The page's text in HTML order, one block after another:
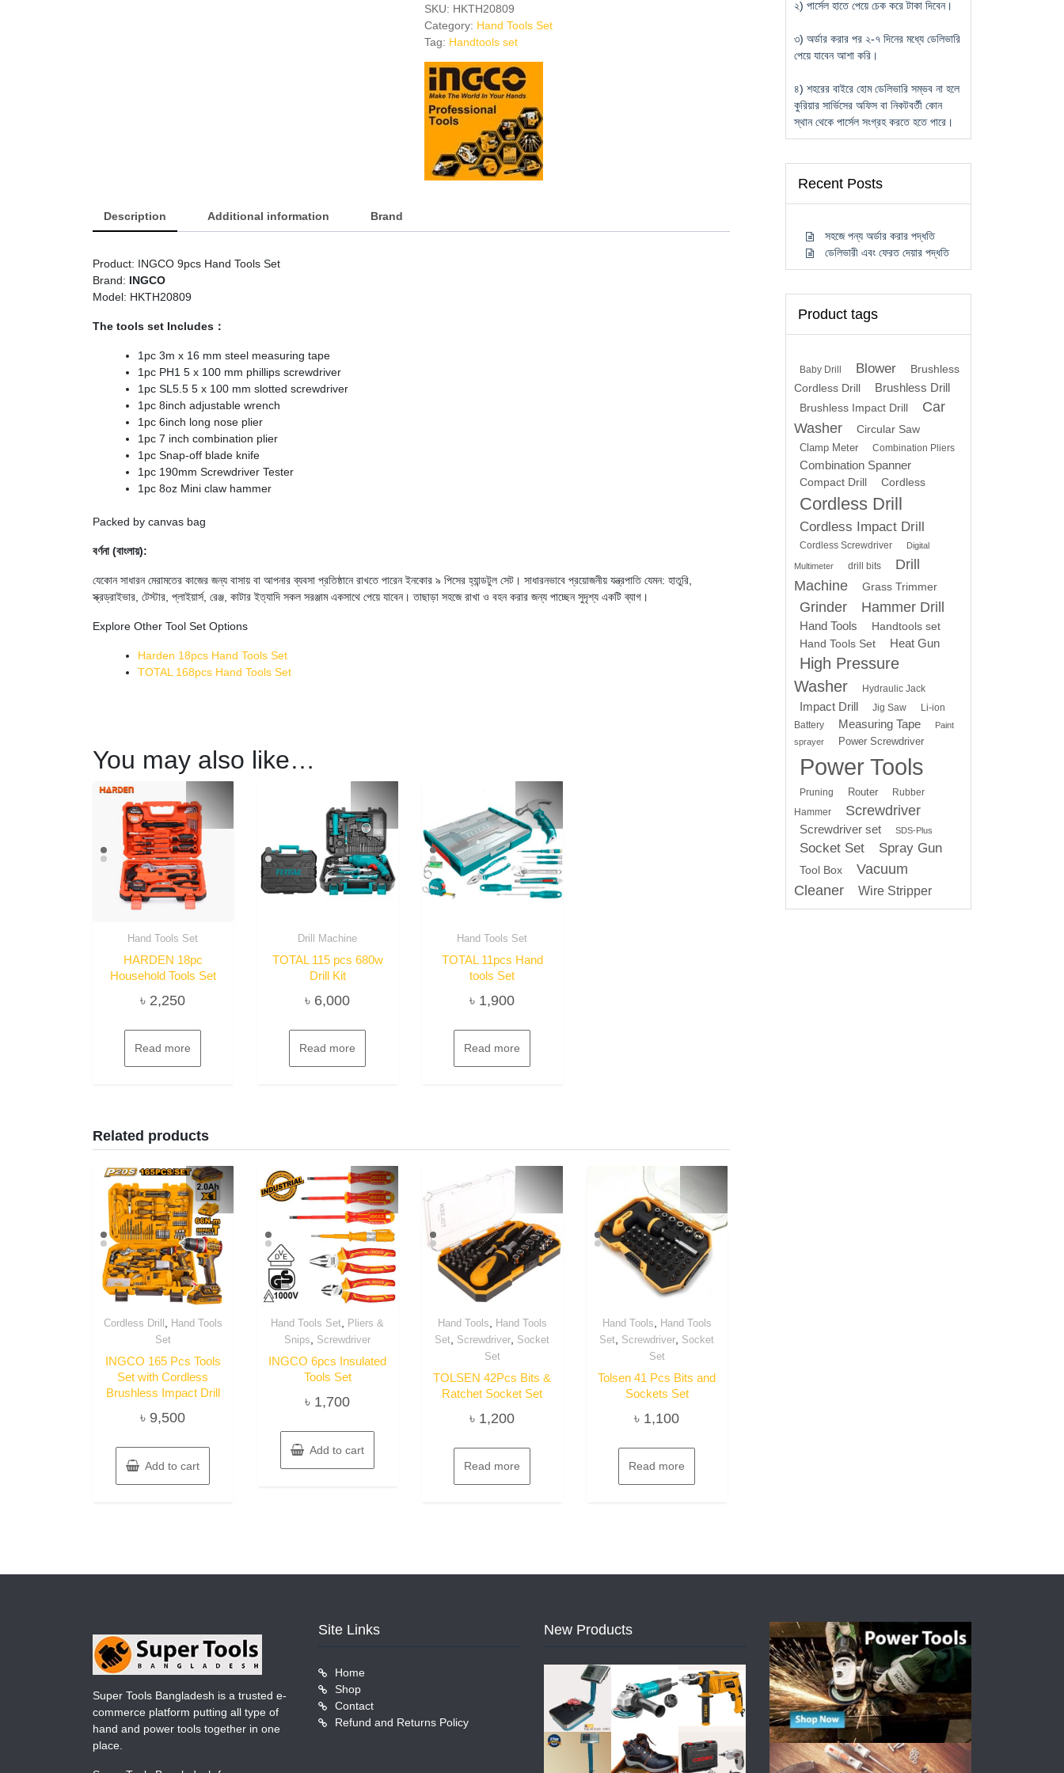
Tools
quantity
SKU: HKTH20809
Category: Hand Tools Set
Tag: Handtools set
Description Additional information Brand
Product: INGCO 9pcs Hand Tools Set
Brand: INGCO
Model: HKTH20809
The tools set Includes：
1pc 3m x 16 mm steel measuring tape
1pc PH1 5 x 100 mm phillips screwdriver
1pc SL5.5 5 x 100 mm slotted screwdriver
1pc 8inch adjustable wrench
1pc 6inch long nose plier
1pc 7 inch combination plier
1pc Snap-off blade knife
1pc 190mm Screwdriver Tester
1pc 8oz Mini claw hammer
Packed by canvas bag
বর্ণনা (বাংলায়):
যেকোন সাধারন মেরামতের কাজের জন্য বাসায় বা আপনার ব্যবসা প্রতিষ্ঠানে রাখতে পারেন ইনকোর ৯ পিসের হ্যান্ডটুল সেট। সাধারনভাবে প্রয়োজনীয় যন্ত্রপাতি যেমন: হাতুরি,
স্ক্রড্রাইভার, টেস্টার, প্লাইয়ার্স, রেঞ্জ, কাটার ইত্যাদি সকল সরঞ্জাম একসাথে পেয়ে যাবেন। তাছাড়া সহজে রাখা ও বহন করার জন্য পাচ্ছেন সুদৃশ্য একটি ব্যাগ।
Explore Other Tool Set Options
Harden 18pcs Hand Tools Set
TOTAL 168pcs Hand Tools Set
You may also like…
Hand Tools Set
HARDEN 18pc
Household Tools Set
৳ 2,250
Read more
Drill Machine
TOTAL 115 pcs 680w
Drill Kit
৳ 6,000
Read more
Hand Tools Set
TOTAL 11pcs Hand
tools Set
৳ 1,900
Read more
Related products
Cordless Drill
Hand Tools
Set
INGCO 165 Pcs Tools
Set with Cordless
Brushless Impact Drill
৳ 9,500
Add to cart
Hand Tools Set
Pliers &
Snips
Screwdriver
INGCO 6pcs Insulated
Tools Set
৳ 1,700
Add to cart
Hand Tools
Hand Tools
Set Screwdriver Socket
Set
TOLSEN 42Pcs Bits &
Ratchet Socket Set
৳ 1,200
Read more
Hand Tools
Hand Tools
Set Screwdriver Socket
Set
Tolsen 41 Pcs Bits and
Sockets Set
৳ 1,100
Read more
২) পার্সেল হাতে পেয়ে চেক করে টাকা দিবেন।
৩) অর্ডার করার পর ২-৭ দিনের মধ্যে ডেলিভারি
পেয়ে যাবেন আশা করি।
৪) শহরের বাইরে হোম ডেলিভারি সম্ভব না হলে
কুরিয়ার সার্ভিসের অফিস বা নিকটবর্তী কোন
স্থান থেকে পার্সেল সংগ্রহ করতে হতে পারে।
Recent Posts
সহজে পন্য অর্ডার করার পদ্ধতি
ডেলিভারী এবং ফেরত দেয়ার পদ্ধতি
Product tags
Baby Drill Blower
Brushless
Cordless Drill
Brushless Drill
Brushless Impact Drill
Car
Washer
Circular Saw
Clamp Meter
Combination Pliers
Combination Spanner
Compact Drill Cordless
Cordless Drill
Cordless Impact Drill
Cordless Screwdriver Digital
Multimeter drill bits
Drill
Machine
Grass Trimmer
Grinder Hammer Drill
Hand Tools
Handtools set
Hand Tools Set
Heat Gun
High Pressure
Washer
Hydraulic Jack
Impact Drill Jig Saw
Li-ion
Battery
Measuring Tape
Paint
sprayer
Power Screwdriver
Power Tools
Pruning Router
Rubber
Hammer
Screwdriver
Screwdriver set SDS-Plus
Socket Set Spray Gun
Tool Box
Vacuum
Cleaner
Wire Stripper
Super Tools Bangladesh is a trusted e-
commerce platform putting all type of
hand and power tools together in one
place.
Site Links
Home
Shop
Contact
Refund and Returns Policy
New Products